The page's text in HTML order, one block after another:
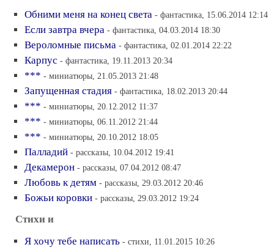
Обними меня на конец света - фантастика, 15.06.2014 12:14
Если завтра вчера - фантастика, 04.03.2014 18:30
Вероломные письма - фантастика, 02.01.2014 22:22
Карпус - фантастика, 19.11.2013 20:34
*** - миниатюры, 21.05.2013 21:48
Запущенная стадия - фантастика, 18.02.2013 20:44
*** - миниатюры, 20.12.2012 11:37
*** - миниатюры, 06.11.2012 21:44
*** - миниатюры, 20.10.2012 18:05
Палладий - рассказы, 10.04.2012 19:41
Декамерон - рассказы, 07.04.2012 08:47
Любовь к детям - рассказы, 29.03.2012 20:46
Божьи коровки - рассказы, 29.03.2012 19:24
Стихи и
Я хочу тебе написать - стихи, 11.01.2015 10:26